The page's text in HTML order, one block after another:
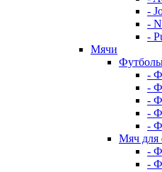
-
-
-
Мячи
-
-
-
-
-
Мяч для
-
-